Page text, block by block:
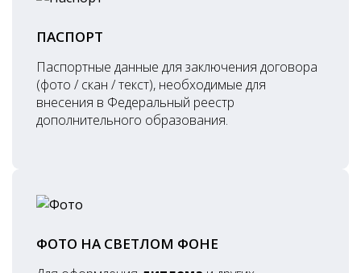
ПАСПОРТ
Паспортные данные для заключения договора
(фото / скан / текст), необходимые для
внесения в Федеральный реестр
дополнительного образования.
ФОТО НА СВЕТЛОМ ФОНЕ